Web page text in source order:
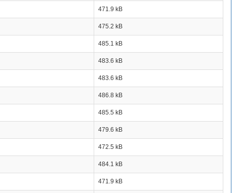
471.9 kB
475.2 kB
485.1 kB
483.6 kB
483.6 kB
486.8 kB
485.5 kB
479.6 kB
472.5 kB
484.1 kB
471.9 kB